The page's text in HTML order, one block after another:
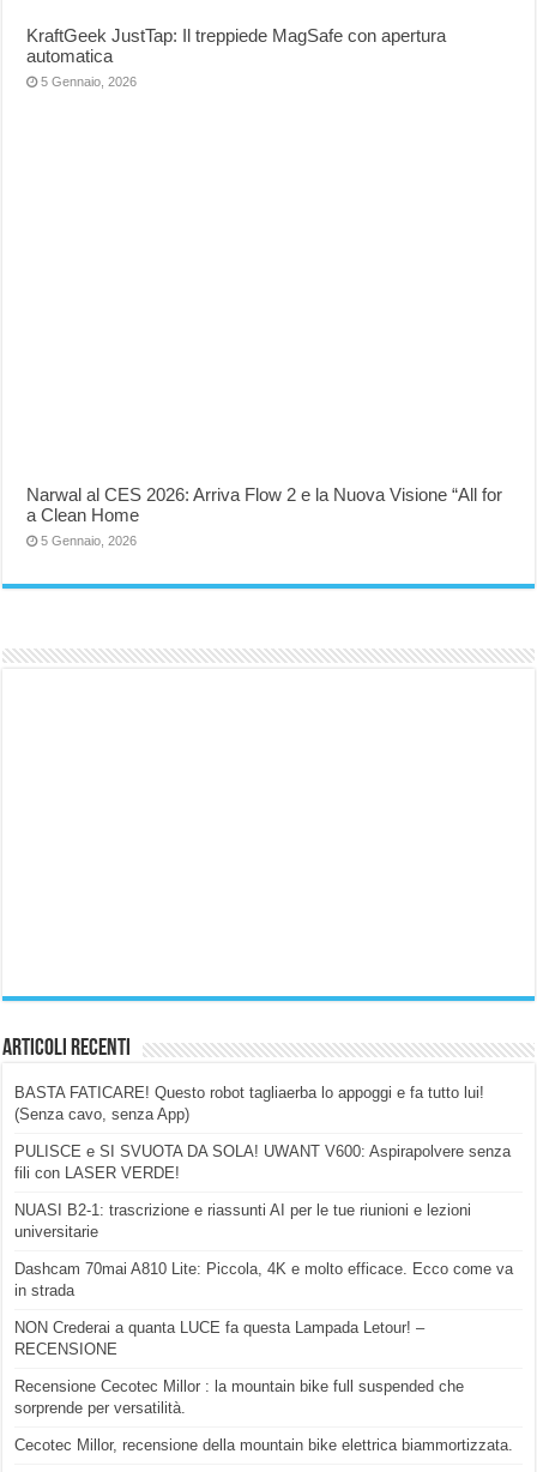
KraftGeek JustTap: Il treppiede MagSafe con apertura
automatica
5 Gennaio, 2026
Narwal al CES 2026: Arriva Flow 2 e la Nuova Visione “All for
a Clean Home
5 Gennaio, 2026
Articoli Recenti
BASTA FATICARE! Questo robot tagliaerba lo appoggi e fa tutto lui!
(Senza cavo, senza App)
PULISCE e SI SVUOTA DA SOLA! UWANT V600: Aspirapolvere senza
fili con LASER VERDE!
NUASI B2-1: trascrizione e riassunti AI per le tue riunioni e lezioni
universitarie
Dashcam 70mai A810 Lite: Piccola, 4K e molto efficace. Ecco come va
in strada
NON Crederai a quanta LUCE fa questa Lampada Letour! –
RECENSIONE
Recensione Cecotec Millor : la mountain bike full suspended che
sorprende per versatilità.
Cecotec Millor, recensione della mountain bike elettrica biammortizzata.